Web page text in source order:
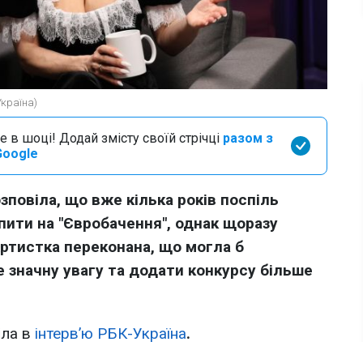
в шоці! Додай змісту своїй стрічці разом з
що вже кілька років поспіль
на "Євробачення", однак щоразу
переконана, що могла б
увагу та додати конкурсу більше
в інтерв’ю РБК-Україна.